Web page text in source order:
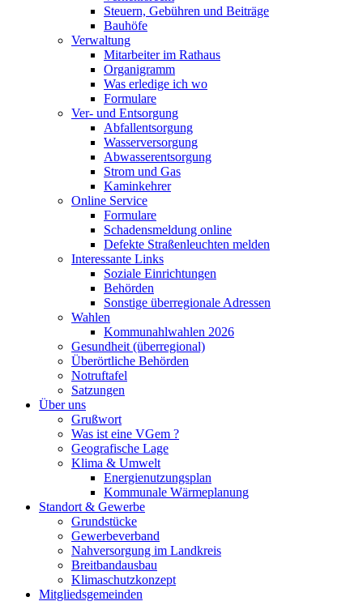
Steuern, Gebühren und Beiträge
Bauhöfe
Verwaltung
Mitarbeiter im Rathaus
Organigramm
Was erledige ich wo
Formulare
Ver- und Entsorgung
Abfallentsorgung
Wasserversorgung
Abwasserentsorgung
Strom und Gas
Kaminkehrer
Online Service
Formulare
Schadensmeldung online
Defekte Straßenleuchten melden
Interessante Links
Soziale Einrichtungen
Behörden
Sonstige überregionale Adressen
Wahlen
Kommunahlwahlen 2026
Gesundheit (überregional)
Überörtliche Behörden
Notruftafel
Satzungen
Über uns
Grußwort
Was ist eine VGem ?
Geografische Lage
Klima & Umwelt
Energienutzungsplan
Kommunale Wärmeplanung
Standort & Gewerbe
Grundstücke
Gewerbeverband
Nahversorgung im Landkreis
Breitbandausbau
Klimaschutzkonzept
Mitgliedsgemeinden